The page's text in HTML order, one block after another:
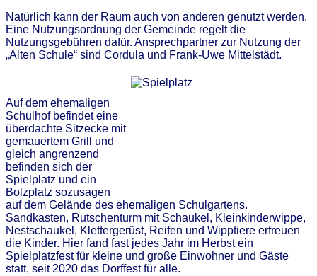
Natürlich kann der Raum auch von anderen genutzt werden.
Eine Nutzungsordnung der Gemeinde regelt die
Nutzungsgebühren dafür. Ansprechpartner zur Nutzung der
„Alten Schule“ sind Cordula und Frank-Uwe Mittelstädt.
Auf dem ehemaligen
Schulhof befindet eine
überdachte Sitzecke mit
gemauertem Grill und
gleich angrenzend
befinden sich der
Spielplatz und ein
Bolzplatz sozusagen
auf dem Gelände des ehemaligen Schulgartens.
Sandkasten, Rutschenturm mit Schaukel, Kleinkinderwippe,
Nestschaukel, Klettergerüst, Reifen und Wipptiere erfreuen
die Kinder. Hier fand fast jedes Jahr im Herbst ein
Spielplatzfest für kleine und große Einwohner und Gäste
statt, seit 2020 das Dorffest für alle.